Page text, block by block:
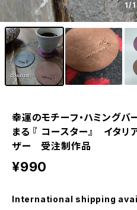
1/
幸運のモチーフ・ハミング
まる 『 コースター』 イタ
ザー 受注制作品
¥990
International shipping